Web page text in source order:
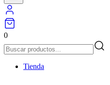
0
Tienda